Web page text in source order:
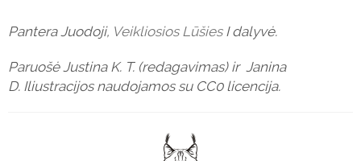
Pantera Juodoji, Veikliosios LūšiesI dalyvė.
Paruošė Justina K. T. (redagavimas) ir Janina
D. Iliustracijos naudojamos su CC0 licencija.